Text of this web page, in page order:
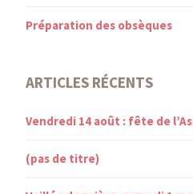
Préparation des obsèques
ARTICLES RÉCENTS
Vendredi 14 août : fête de
(pas de titre)